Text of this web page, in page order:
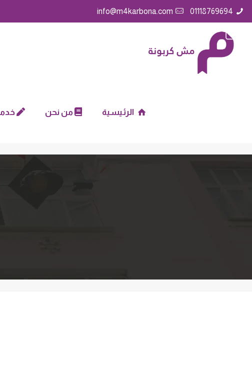
01118769694
info@m4karbona.com
الرئيسية من نحن